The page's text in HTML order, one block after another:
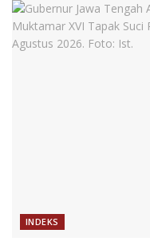
INDEKS